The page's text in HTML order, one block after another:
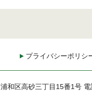
プライバシーポリシ
和区高砂三丁目15番1号